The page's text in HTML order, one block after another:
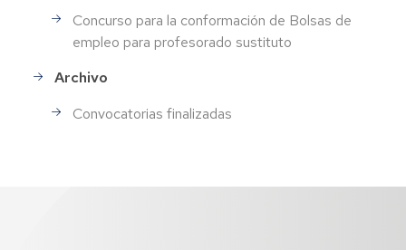
Concurso para la conformación de Bolsas de
empleo para profesorado sustituto
Archivo
Convocatorias finalizadas